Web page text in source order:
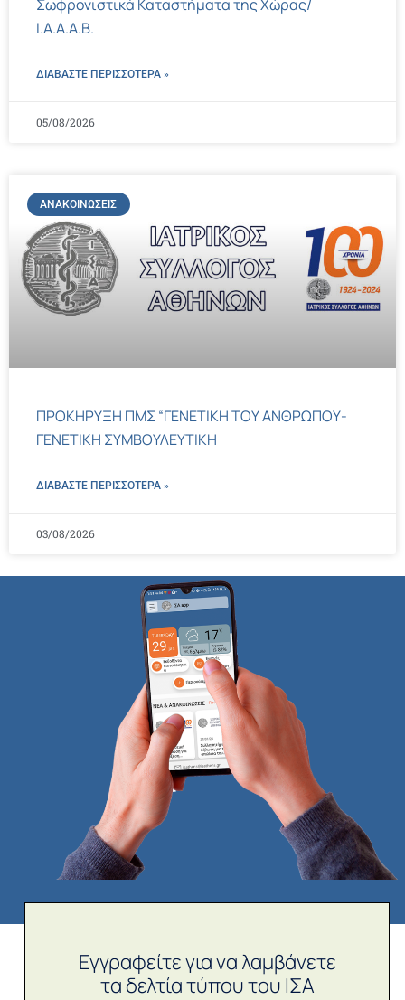
Σωφρονιστικά Καταστήματα της Χώρας/
Ι.Α.Α.Α.Β.
ΔΙΑΒΑΣΤΕ ΠΕΡΙΣΣΌΤΕΡΑ »
05/08/2026
ΑΝΑΚΟΙΝΏΣΕΙΣ
ΠΡΟΚΗΡΥΞΗ ΠΜΣ “ΓΕΝΕΤΙΚΗ ΤΟΥ ΑΝΘΡΩΠΟΥ-
ΓΕΝΕΤΙΚΗ ΣΥΜΒΟΥΛΕΥΤΙΚΗ
ΔΙΑΒΑΣΤΕ ΠΕΡΙΣΣΌΤΕΡΑ »
03/08/2026
Εγγραφείτε για να λαμβάνετε
τα δελτία τύπου του ΙΣΑ